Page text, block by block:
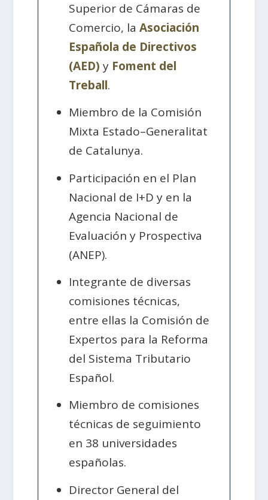
Superior de Cámaras de
Comercio, laAsociación
Española de Directivos
(AED) y Foment del
Treball.
Miembro de la Comisión
Mixta Estado–Generalitat
de Catalunya.
Participación en el Plan
Nacional de I+D y en la
Agencia Nacional de
Evaluación y Prospectiva
(ANEP).
Integrante de diversas
comisiones técnicas,
entre ellas la Comisión de
Expertos para la Reforma
del Sistema Tributario
Español.
Miembro de comisiones
técnicas de seguimiento
en 38 universidades
españolas.
Director General del